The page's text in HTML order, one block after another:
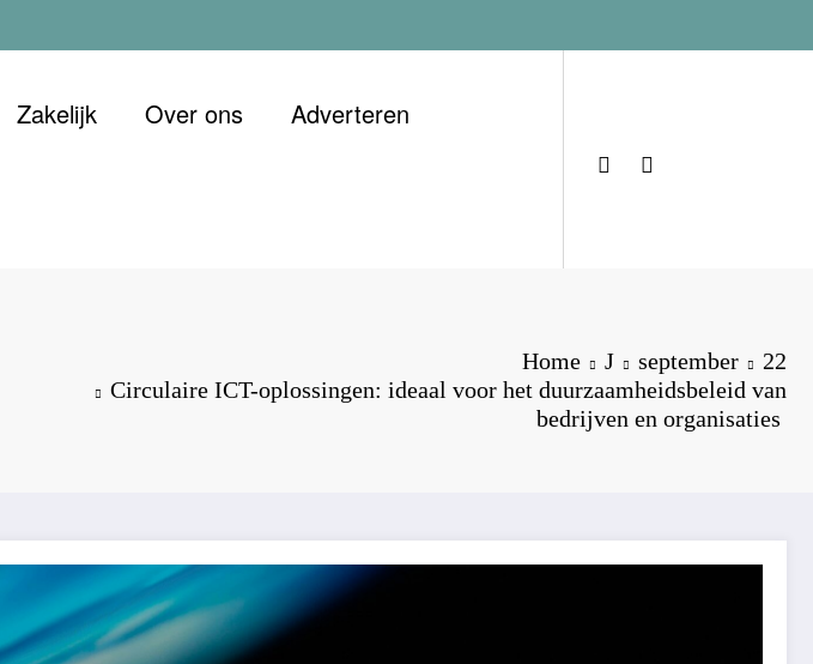
Zakelijk Over ons Adverteren
Home J september
22
Circulaire ICT-oplossingen: ideaal voor het duurzaamheidsbeleid van
bedrijven en organisaties